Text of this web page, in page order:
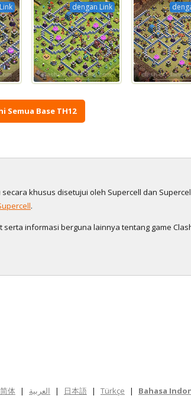
dengan Link
Semua Base TH12
khusus disetujui oleh Supercell dan
.
informasi berguna lainnya tentang game
体 | العربية | 日本語 | Türkçe | Bahasa